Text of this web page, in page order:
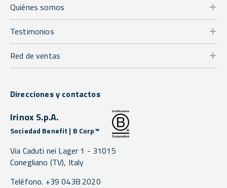
Quiénes somos
Testimonios
Red de ventas
Direcciones y contactos
Irinox S.p.A.
Sociedad Benefit | B Corp™
Via Caduti nei Lager 1 - 31015
Conegliano (TV), Italy
Teléfono. +39 0438 2020